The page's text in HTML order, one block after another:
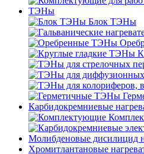
ТЭНы
Блок ТЭНы
Карбидокремниевые
Молибденовые дисилицид
Хромитлантановые